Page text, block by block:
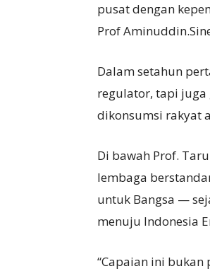
pusat dengan
Prof
Dalam setahun
regulator, tapi juga
dikonsumsi rakyat
Di bawah Prof.
lembaga
untuk Bangsa —
menuju Indonesia
“Capaian ini